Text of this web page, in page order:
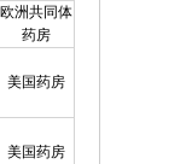
欧洲共同体
药房
美国药房
美国药房